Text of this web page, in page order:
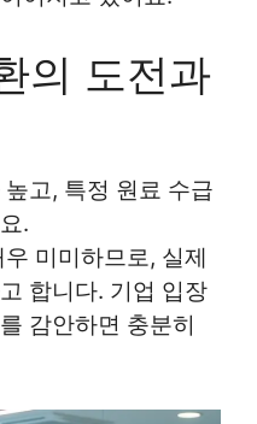
의 도전과
고, 특정 원료 수급
.
미미하므로, 실제
합니다. 기업 입장
감안하면 충분히